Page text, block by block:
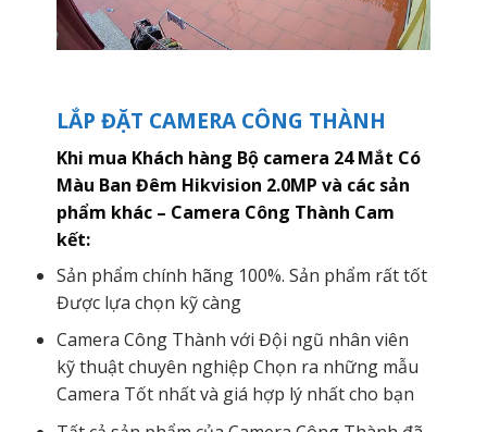
LẮP ĐẶT CAMERA CÔNG THÀNH
Khi mua Khách hàng Bộ camera 24 Mắt Có
Màu Ban Đêm Hikvision 2.0MP và các sản
phẩm khác – Camera Công Thành Cam
kết:
Sản phẩm chính hãng 100%. Sản phẩm rất tốt
Được lựa chọn kỹ càng
Camera Công Thành với Đội ngũ nhân viên
kỹ thuật chuyên nghiệp Chọn ra những mẫu
Camera Tốt nhất và giá hợp lý nhất cho bạn